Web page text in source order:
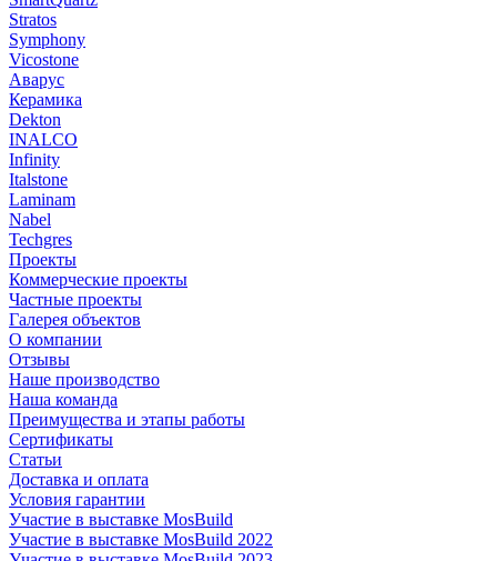
Stratos
Symphony
Vicostone
Аварус
Керамика
Dekton
INALCO
Infinity
Italstone
Laminam
Nabel
Techgres
Проекты
Коммерческие проекты
Частные проекты
Галерея объектов
О компании
Отзывы
Наше производство
Наша команда
Преимущества и этапы работы
Сертификаты
Статьи
Доставка и оплата
Условия гарантии
Участие в выставке MosBuild
Участие в выставке MosBuild 2022